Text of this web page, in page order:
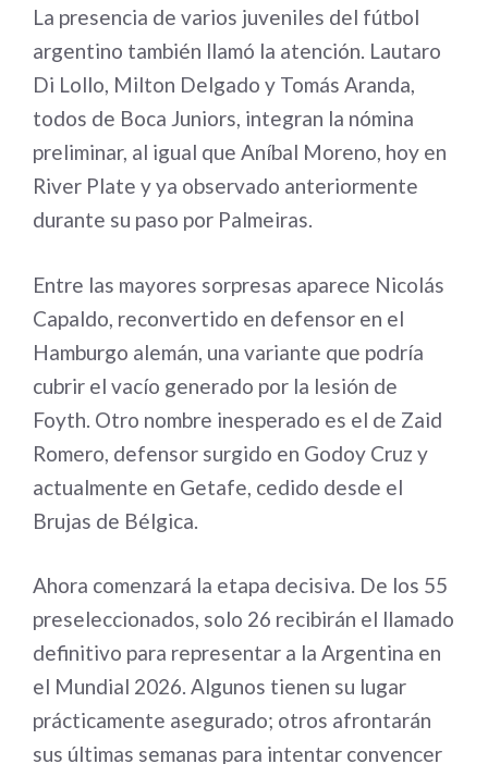
La presencia de varios juveniles del fútbol
argentino también llamó la atención. Lautaro
Di Lollo, Milton Delgado y Tomás Aranda,
todos de Boca Juniors, integran la nómina
preliminar, al igual que Aníbal Moreno, hoy en
River Plate y ya observado anteriormente
durante su paso por Palmeiras.
Entre las mayores sorpresas aparece Nicolás
Capaldo, reconvertido en defensor en el
Hamburgo alemán, una variante que podría
cubrir el vacío generado por la lesión de
Foyth. Otro nombre inesperado es el de Zaid
Romero, defensor surgido en Godoy Cruz y
actualmente en Getafe, cedido desde el
Brujas de Bélgica.
Ahora comenzará la etapa decisiva. De los 55
preseleccionados, solo 26 recibirán el llamado
definitivo para representar a la Argentina en
el Mundial 2026. Algunos tienen su lugar
prácticamente asegurado; otros afrontarán
sus últimas semanas para intentar convencer